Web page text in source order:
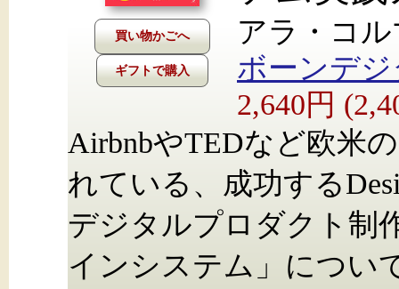
ギフトで購入
アラ・コ
ボーンデ
2,640円
AirbnbやTEDなど欧米
れている、成功する
デジタルプロダクト制
インシステム」につい